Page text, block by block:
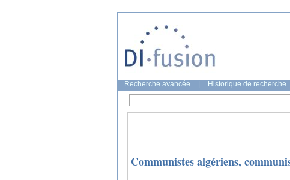
Recherche avancée Historique de recherche
Communistes algériens,